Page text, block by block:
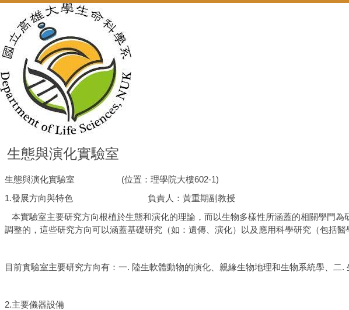
生態與演化實驗室
生態與演化實驗室 (位置：理學院大樓602-1)
1.發展方向與特色 負責人：黃重期副教授
本實驗室主要研究方向根植於生態和演化的理論，而以生物多樣性所涵蓋的相關學門
調整的，這些研究方向可以涵蓋基礎研究（如：遺傳、演化）以及應用科學研究（包括醫
目前實驗室主要研究方向有：一. 陸生軟體動物的演化、親緣生物地理和生物系統學、二.
2.主要儀器設備